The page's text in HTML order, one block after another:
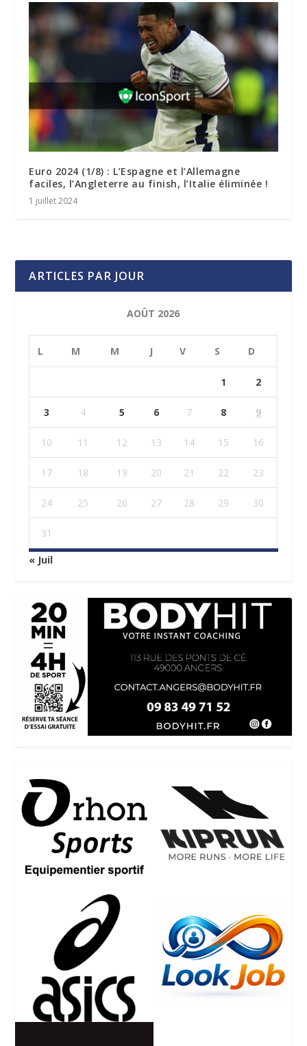
Euro 2024 (1/8) : L’Espagne et l’Allemagne
faciles, l’Angleterre au finish, l’Italie éliminée !
1 juillet 2024
ARTICLES PAR JOUR
AOÛT 2026
L M M J V S D
1 2
3 4 5 6 7 8 9
10 11 12 13 14 15 16
17 18 19 20 21 22 23
24 25 26 27 28 29 30
31
« Juil